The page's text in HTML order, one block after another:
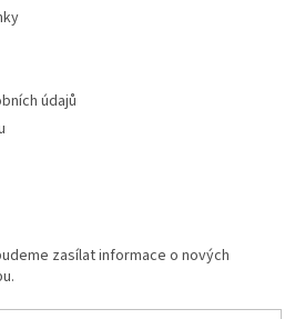
údajů
zasílat informace o nových